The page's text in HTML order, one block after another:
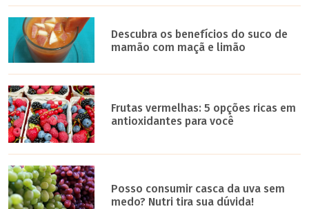
Descubra os benefícios do suco de
mamão com maçã e limão
Frutas vermelhas: 5 opções ricas em
antioxidantes para você
Posso consumir casca da uva sem
medo? Nutri tira sua dúvida!